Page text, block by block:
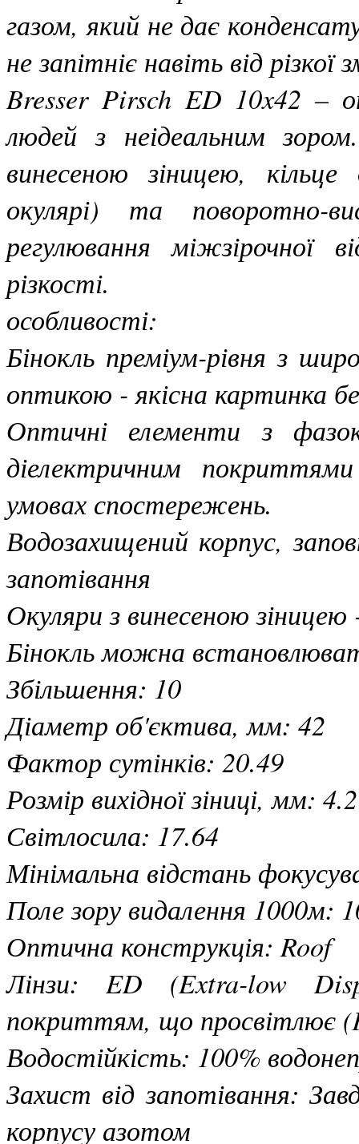
газом, який не дає
не запітніє навіть від
Bresser Pirsch ED 10x42 –
людей з неідеальним
винесеною зіницею, кільце
окулярі) та поворотно-
регулювання міжзірочної
різкості.
особливості:
Бінокль преміум-рівня з
оптикою - якісна картинка
Оптичні елементи з
діелектричним
умовах спостережень.
Водозахищений корпус,
запотівання
Окуляри з винесеною
Бінокль можна
Збільшення: 10
Діаметр об'єктива, мм: 42
Фактор сутінків: 20.49
Розмір вихідної зіниці, мм: 4.2
Світлосила: 17.64
Мінімальна відстань
Поле зору видалення 1000м:
Оптична конструкція: Roof
Лінзи: ED (Extra-low
покриттям, що просвітлює
Водостійкість: 100%
Захист від запотівання:
корпусу азотом